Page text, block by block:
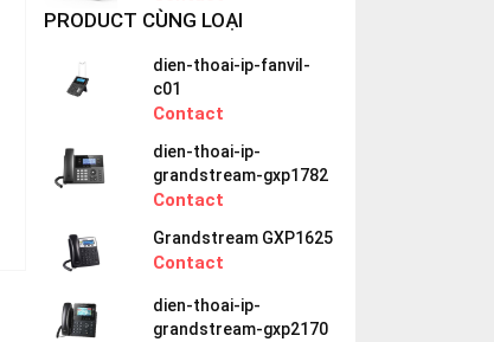
PRODUCT CÙNG LOẠI
dien-thoai-ip-fanvil-
c01
Contact
dien-thoai-ip-
grandstream-gxp1782
Contact
Grandstream GXP1625
Contact
dien-thoai-ip-
grandstream-gxp2170